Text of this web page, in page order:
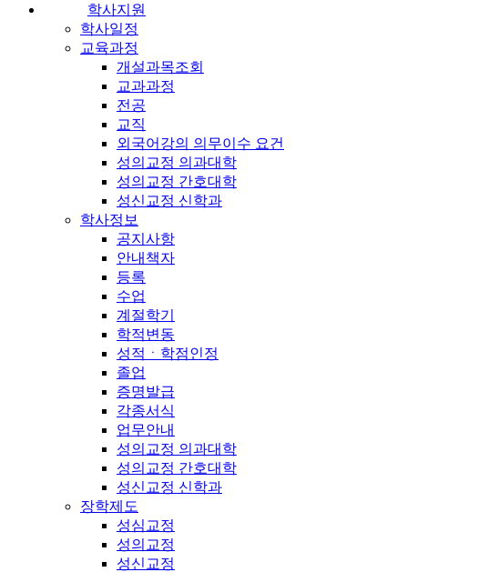
학사지원
학사일정
교육과정
개설과목조회
교과과정
전공
교직
외국어강의 의무이수 요건
성의교정 의과대학
성의교정 간호대학
성신교정 신학과
학사정보
공지사항
안내책자
등록
수업
계절학기
학적변동
성적ㆍ학점인정
졸업
증명발급
각종서식
업무안내
성의교정 의과대학
성의교정 간호대학
성신교정 신학과
장학제도
성심교정
성의교정
성신교정